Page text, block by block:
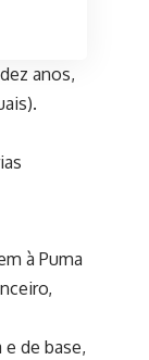
anos,
à Puma
de base,